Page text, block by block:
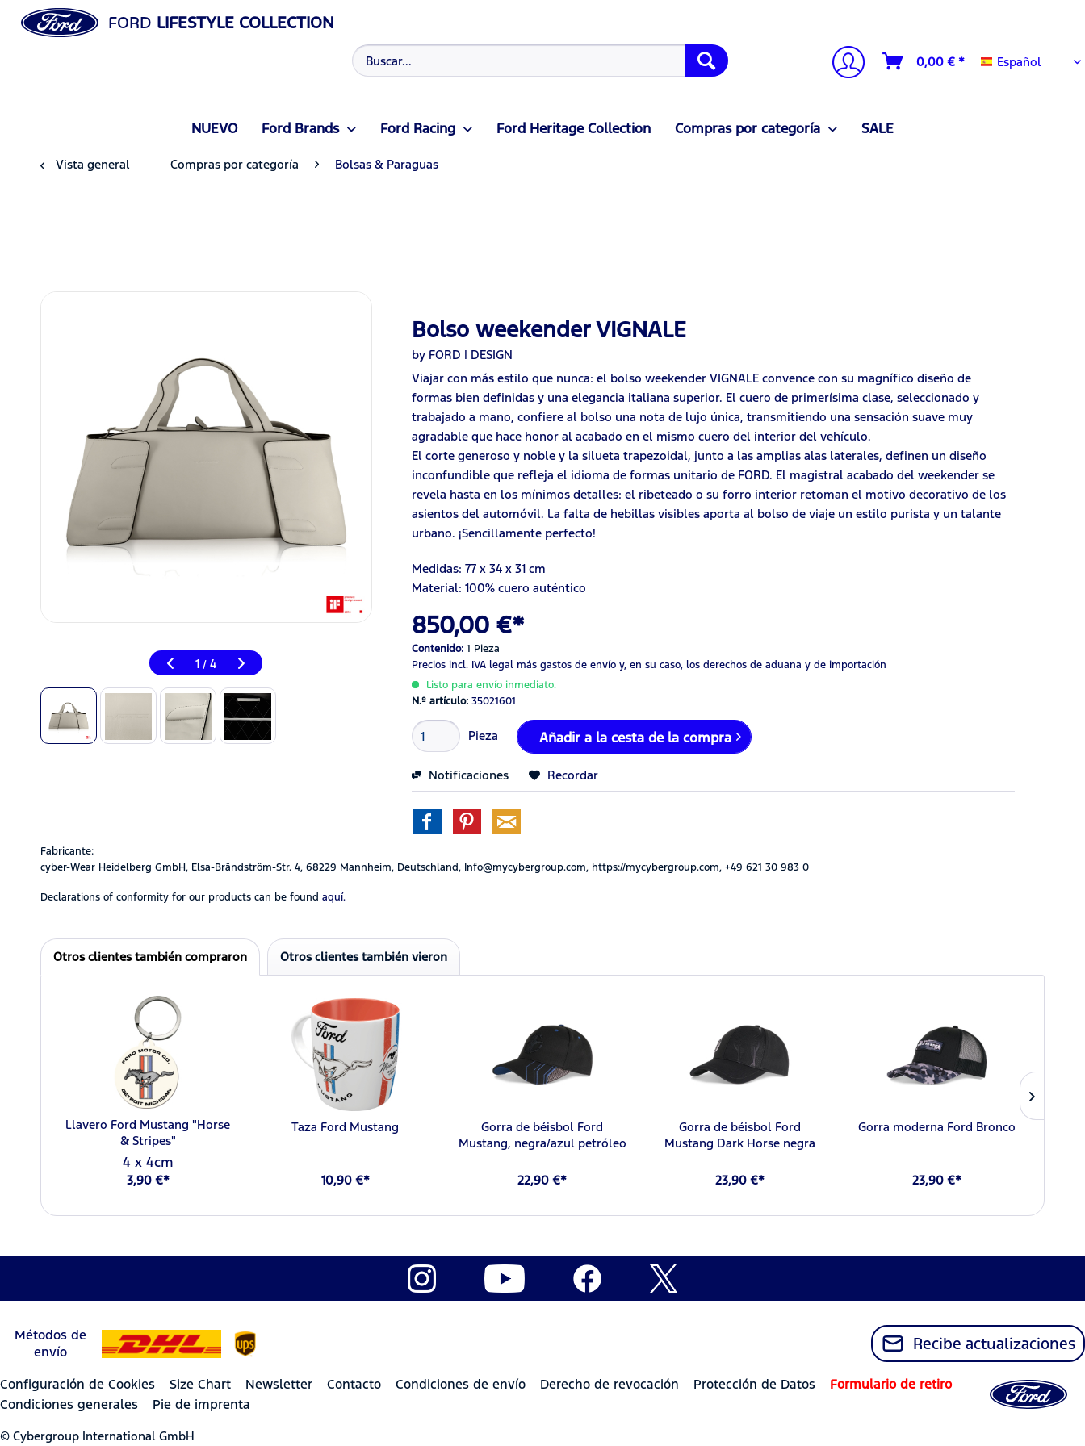
FORD LIFESTYLE COLLECTION
0,00 € * Español
Español
NUEVO Ford Brands Ford Racing Ford Heritage Collection Compras por categoría SALE
Vista general Compras por categoría Bolsas & Paraguas
1 / 4
Bolso weekender VIGNALE
by FORD | DESIGN
Viajar con más estilo que nunca: el bolso weekender VIGNALE convence con su magnífico diseño de
formas bien definidas y una elegancia italiana superior. El cuero de primerísima clase, seleccionado y
trabajado a mano, confiere al bolso una nota de lujo única, transmitiendo una sensación suave muy
agradable que hace honor al acabado en el mismo cuero del interior del vehículo.
El corte generoso y noble y la silueta trapezoidal, junto a las amplias alas laterales, definen un diseño
inconfundible que refleja el idioma de formas unitario de FORD. El magistral acabado del weekender se
revela hasta en los mínimos detalles: el ribeteado o su forro interior retoman el motivo decorativo de los
asientos del automóvil. La falta de hebillas visibles aporta al bolso de viaje un estilo purista y un talante
urbano. ¡Sencillamente perfecto!
Medidas: 77 x 34 x 31 cm
Material: 100% cuero auténtico
850,00 €*
Contenido:1 Pieza
Precios incl. IVA legal más gastos de envío y, en su caso, los derechos de aduana y de importación
Listo para envío inmediato.
N.º artículo:35021601
Pieza Añadir a la cesta de la compra
Notificaciones Recordar
Fabricante:
cyber-Wear Heidelberg GmbH, Elsa-Brändström-Str. 4, 68229 Mannheim, Deutschland, Info@mycybergroup.com, https://mycybergroup.com, +49 621 30 983 0
Declarations of conformity for our products can be found aquí.
Otros clientes también compraron Otros clientes también vieron
Llavero Ford Mustang "Horse
& Stripes"
4 x 4cm
3,90 €*
Taza Ford Mustang
10,90 €*
Gorra de béisbol Ford
Mustang, negra/azul petróleo
22,90 €*
Gorra de béisbol Ford
Mustang Dark Horse negra
23,90 €*
Gorra moderna Ford Bronco
23,90 €*
Métodos de
envío
Recibe actualizaciones
Configuración de Cookies Size Chart Newsletter Contacto Condiciones de envío Derecho de revocación Protección de Datos
Formulario de retiro
Condiciones generales
Pie de imprenta
© Cybergroup International GmbH